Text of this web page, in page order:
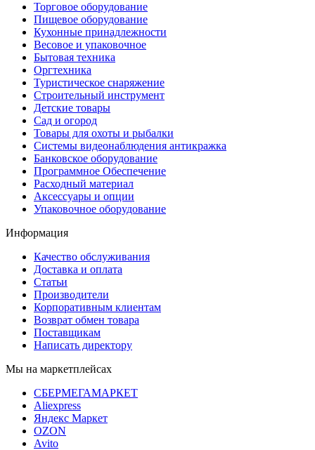
Торговое оборудование
Пищевое оборудование
Кухонные принадлежности
Весовое и упаковочное
Бытовая техника
Оргтехника
Туристическое снаряжение
Строительный инструмент
Детские товары
Сад и огород
Товары для охоты и рыбалки
Системы видеонаблюдения антикражка
Банковское оборудование
Программное Обеспечение
Расходный материал
Аксессуары и опции
Упаковочное оборудование
Информация
Качество обслуживания
Доставка и оплата
Статьи
Производители
Корпоративным клиентам
Возврат обмен товара
Поставщикам
Написать директору
Мы на маркетплейсах
СБЕРМЕГАМАРКЕТ
Aliexpress
Яндекс Маркет
OZON
Avito